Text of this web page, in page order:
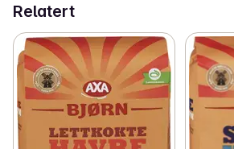
Relatert